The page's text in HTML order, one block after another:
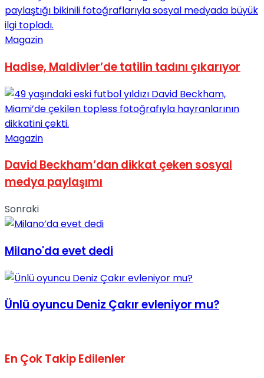
Magazin
Hadise, Maldivler’de tatilin tadını çıkarıyor
Magazin
David Beckham’dan dikkat çeken sosyal
medya paylaşımı
Sonraki
Milano'da evet dedi
Ünlü oyuncu Deniz Çakır evleniyor mu?
En Çok Takip Edilenler